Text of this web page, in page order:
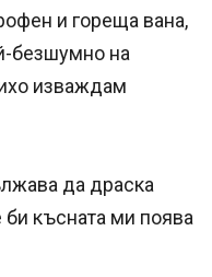
и гореща вана,
безшумно на
изваждам
да драска
късната ми поява